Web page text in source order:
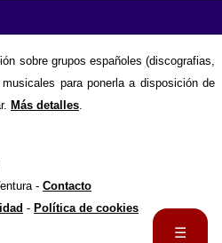
☰
sobre grupos españoles (discografias,
para ponerla a disposición de
Más detalles
- Contacto
- Política de cookies